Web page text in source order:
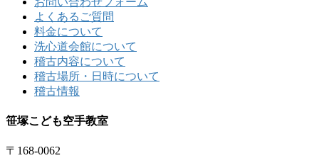
よくあるご質問
料金について
洗心道会館について
稽古内容について
稽古場所・日時について
稽古情報
笹塚こども空手教室
〒168-0062